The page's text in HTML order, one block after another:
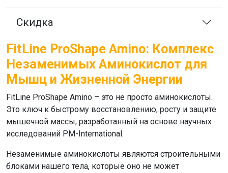
Скидка
FitLine ProShape Amino: Комплекс
Незаменимых Аминокислот для
Мышц и Жизненной Энергии
FitLine ProShape Amino – это не просто аминокислоты.
Это ключ к быстрому восстановлению, росту и защите
мышечной массы, разработанный на основе научных
исследований PM-International.
Незаменимые аминокислоты являются строительными
блоками нашего тела, которые оно не может